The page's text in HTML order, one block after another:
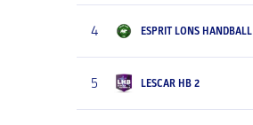
4 ESPRIT LONS HANDBALL
5 LESCAR HB 2